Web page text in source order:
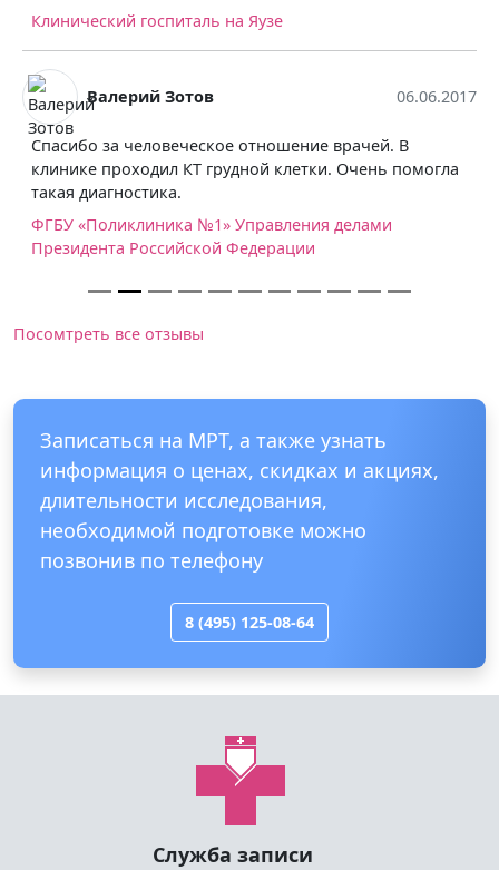
Клинический госпиталь на Яузе
Валерий Зотов 06.06.2017
Спасибо за человеческое отношение врачей. В
клинике проходил КТ грудной клетки. Очень помогла
такая диагностика.
ФГБУ «Поликлиника №1» Управления делами
Президента Российской Федерации
Посомтреть все отзывы
Записаться на МРТ, а также узнать
информация о ценах, скидках и акциях,
длительности исследования,
необходимой подготовке можно
позвонив по телефону
8 (495) 125-08-64
Служба записи